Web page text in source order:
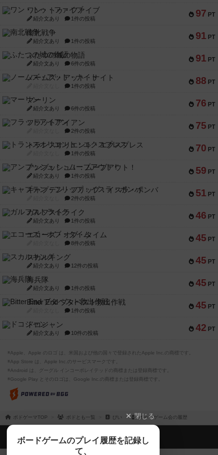
97 PT
ワン・トゥ・ファイブ
紹介文あり 1件の投稿
91 PT
南北戦争
紹介文あり 1件の投稿
91 PT
ふたつの城の物語
紹介文あり 6件の投稿
88 PT
ノームズ・アット・ナイト
1件の投稿
76 PT
マーリン
紹介文あり 6件の投稿
75 PT
フラットアイアン
2件の投稿
70 PT
トランスオリエント・エクスプレス
1件の投稿
59 PT
アンブッシュ！：ムーブアウト！
紹介文あり 1件の投稿
51 PT
キャプテン・フリップ：イスラ・ボンバ
2件の投稿
46 PT
ガルフストライク
紹介文あり 1件の投稿
45 PT
エコーズ・オブ・タイム
8件の投稿
45 PT
スカルキング
紹介文あり 12件の投稿
45 PT
海兵隊
紹介文あり 1件の投稿
45 PT
Bitter End ブタペスト救出作戦
1件の投稿
42 PT
ドコジャン
紹介文あり 10件の投稿
※Apple、Apple のロゴ は、米国および他の国々で登録されたApple Inc.の商標です。
※App Store は、Apple Inc.のサービスマークです。
※Android は、グーグル インコーポレイテッドの商標または登録商標です。
※Google Play とそのロゴは、Google Inc.の商標または登録商標です。
ボドゲーマTOP ボドとも一覧 ぴい ボードゲーム会の履歴
閉じる
ボードゲームのプレイ履歴を記録し
て、
ボドゲーマTOP